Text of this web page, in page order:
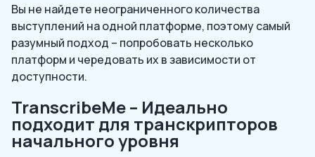
Вы не найдете неограниченного количества
выступлений на одной платформе, поэтому самый
разумный подход – попробовать несколько
платформ и чередовать их в зависимости от
доступности.
TranscribeMe – Идеально
подходит для транскрипторов
начального уровня